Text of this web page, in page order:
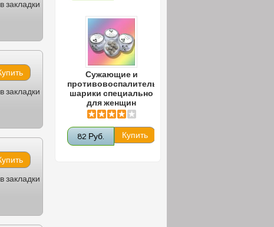
Сужающие и
противовоспалительные
шарики специально
для женщин
82 Руб.
в закладки
в закладки
в закладки